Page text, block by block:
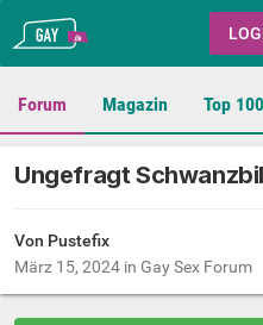
Gay.de
Forum Magazin Top 100
Ungefragt
Von Pustefix
März 15, 2024 in Gay Sex Forum